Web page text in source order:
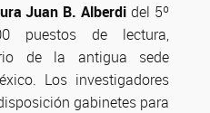
Juan B. Alberdi del 5º
puestos de lectura,
de la antigua sede
Los investigadores
gabinetes para